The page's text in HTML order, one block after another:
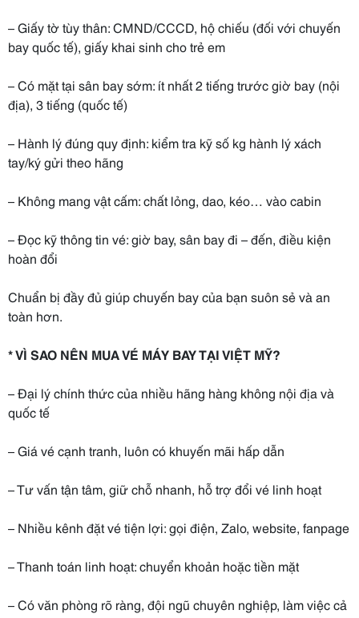
– Giấy tờ tùy thân: CMND/CCCD, hộ chiếu (đối với chuyến
bay quốc tế), giấy khai sinh cho trẻ em
– Có mặt tại sân bay sớm: ít nhất 2 tiếng trước giờ bay (nội
địa), 3 tiếng (quốc tế)
– Hành lý đúng quy định: kiểm tra kỹ số kg hành lý xách
tay/ký gửi theo hãng
– Không mang vật cấm: chất lỏng, dao, kéo… vào cabin
– Đọc kỹ thông tin vé: giờ bay, sân bay đi – đến, điều kiện
hoàn đổi
Chuẩn bị đầy đủ giúp chuyến bay của bạn suôn sẻ và an
toàn hơn.
* VÌ SAO NÊN MUA VÉ MÁY BAY TẠI VIỆT MỸ?
– Đại lý chính thức của nhiều hãng hàng không nội địa và
quốc tế
– Giá vé cạnh tranh, luôn có khuyến mãi hấp dẫn
– Tư vấn tận tâm, giữ chỗ nhanh, hỗ trợ đổi vé linh hoạt
– Nhiều kênh đặt vé tiện lợi: gọi điện, Zalo, website, fanpage
– Thanh toán linh hoạt: chuyển khoản hoặc tiền mặt
– Có văn phòng rõ ràng, đội ngũ chuyên nghiệp, làm việc cả